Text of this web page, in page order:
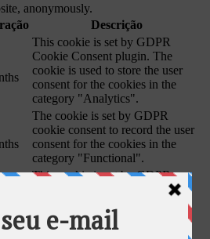
anonymously.
Descrição
This cookie is set by GDPR
Cookie Consent plugin. The
cookie is used to store the user
consent for the cookies in the
category "Analytics".
The cookie is set by GDPR
cookie consent to record the user
consent for the cookies in the
category "Functional".
This cookie is set by GDPR
Cookie Consent plugin. The
consent for the cookies in the
category "Other.